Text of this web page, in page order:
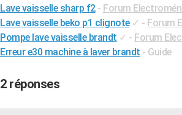
Lave vaisselle sharp f2 - Forum
Lave vaisselle beko p1 clignote ✓ - Forum
Pompe lave vaisselle brandt ✓ - Forum
Erreur e30 machine à laver brandt - Guide
2 réponses